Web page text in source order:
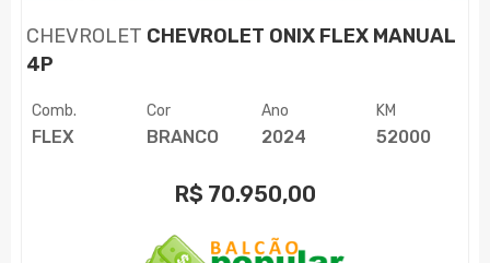
CHEVROLET CHEVROLET ONIX FLEX MANUAL
4P
Comb.
FLEX
Cor
BRANCO
Ano
2024
KM
52000
R$ 70.950,00